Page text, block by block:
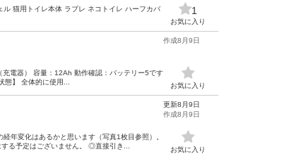
猫用トイレ本体 ラプレ ネコトイレ ハーフカバ
1
お気に入り
電器） 容量：12Ah 動作確認：バッテリー5です
】 全体的に使用...
作成8月9日
お気に入り
年変化はあるかと思います（写真1枚目参照）。
る予定はございません。 ◎直接引き...
更新8月9日
作成8月9日
お気に入り